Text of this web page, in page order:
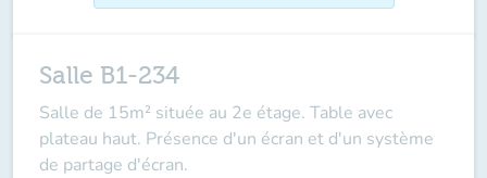
Salle B1-234
Salle de 15m² située au 2e étage. Table avec
plateau haut. Présence d'un écran et d'un système
de partage d'écran.